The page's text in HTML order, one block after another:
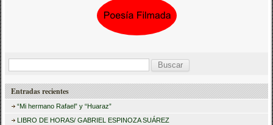
s
Entradas recientes
“Mi hermano Rafael” y “Huaraz”
LIBRO DE HORAS/ GABRIEL ESPINOZA SUÁREZ